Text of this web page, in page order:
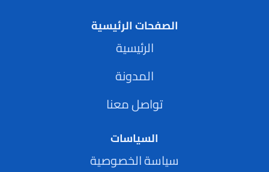
الصفحات الرئيسية
الرئيسية
المدونة
تواصل معنا
السياسات
سياسة الخصوصية